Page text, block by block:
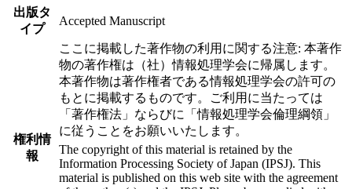
出版タ
イプ
Accepted Manuscript
権利情
報
ここに掲載した著作物の利用に関する注意: 本著作
物の著作権は（社）情報処理学会に帰属します。
本著作物は著作権者である情報処理学会の許可の
もとに掲載するものです。ご利用に当たっては
「著作権法」ならびに「情報処理学会倫理綱領」
に従うことをお願いいたします。
The copyright of this material is retained by the
Information Processing Society of Japan (IPSJ). This
material is published on this web site with the agreement